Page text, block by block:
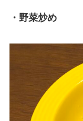
・野菜炒め